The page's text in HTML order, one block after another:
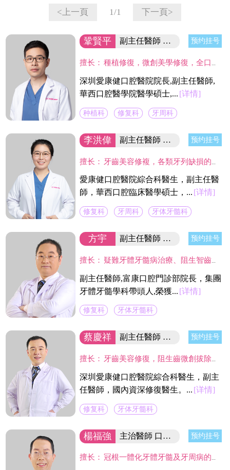
<上一頁 1/1 下一頁>
鞏賢平 副主任醫師 醫院院長/碩士 预约挂号
擅长： 種植修復，微創美學修復，全口咬合重建等；熟練應用口腔顯微鏡並在顯微放大設備下進行種植手術、牙周美學手術及各類修復操作。熟練處理牙周病及牙體缺失、四環素、氟斑牙的全口美學修復工作，對於顯微治療有深入研究，具有豐富的口腔全科診療經驗。
深圳愛康健口腔醫院院長,副主任醫師,
華西口腔醫學院醫學碩士,... [详情]
种植科 修复科 牙周科
李洪偉 副主任醫師 口腔醫學碩士 预约挂号
擅长： 牙齒美容修複，各類牙列缺損的固定及活動義齒的修複、鑄造支架式可摘局部義齒、 數字化修複、種植上部義齒修複等。在口腔數字化修複、口腔色度學、口腔仿生材料等領域進行過深入研究，成績顯著。
愛康健口腔醫院綜合科醫生，副主任醫
師，華西口腔臨床醫學碩士，... [详情]
修复科 牙周科 牙体牙髓科
方宇 副主任醫師 富康門診院長 预约挂号
擅长： 疑難牙體牙髓病治療、阻生智齒的拔除、各種缺失牙的美容修復、疑難活動義齒修復。尤其在利用高倍顯微鏡下開展牙髓炎、根尖病變等牙體保存治療具有較深的造詣。
副主任醫師,富康口腔門診部院長，集團
牙體牙髓學科帶頭人,榮獲... [详情]
修复科 牙体牙髓科
蔡慶祥 副主任醫師 國內資深修復醫生 预约挂号
擅长： 牙齒美容修復，阻生齒微創拔除，固定義齒二次修復，精密舒適全口義齒製作，現代根管治療技術,熟練應用CAD/CAM及DSD微笑設計等數字化技術於臨床工作中,並成功服務於近萬名新老客戶。
深圳愛康健口腔醫院綜合科醫生，副主
任醫師，國內資深修復醫生。... [详情]
修复科 牙体牙髓科
楊福強 主治醫師 口腔醫院副院長 预约挂号
擅长： 冠根一體化牙體牙髓及牙周病的診療，復雜牙的拔除，牙體缺損的嵌體修復，以及烤瓷冠、義齒的修復等方面的診治，在水激光治牙方面有著豐富的臨床經驗。臨床工作中致力於牙體保存，種植修復設計，咬合功能重建，微創美學牙體修復等。